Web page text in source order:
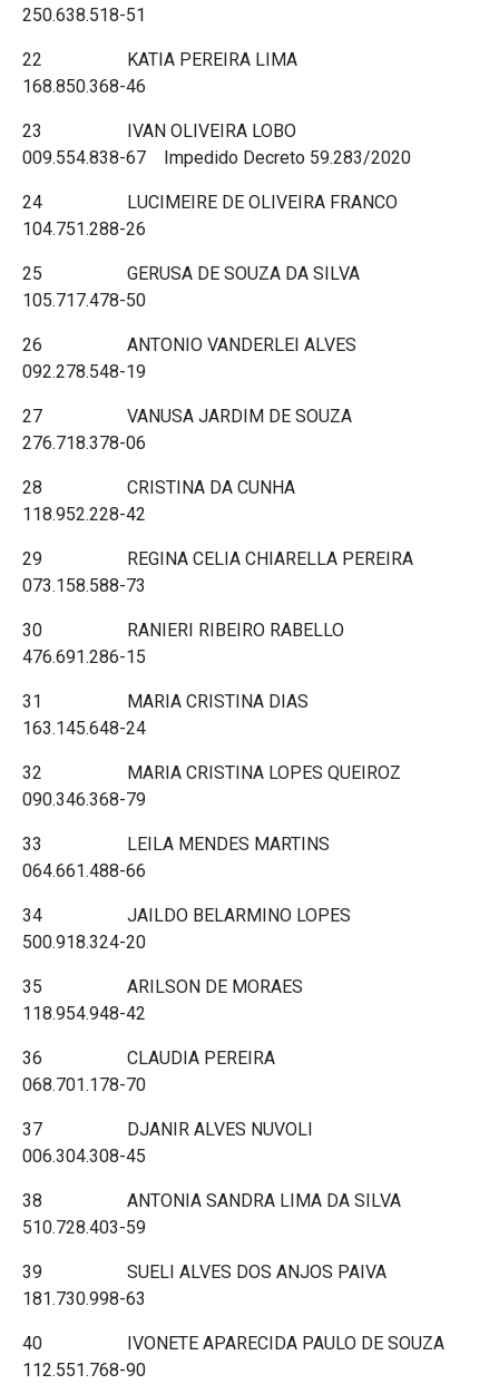
250.638.518-51
22 KATIA PEREIRA LIMA
168.850.368-46
23 IVAN OLIVEIRA LOBO
009.554.838-67 Impedido Decreto 59.283/2020
24 LUCIMEIRE DE OLIVEIRA FRANCO
104.751.288-26
25 GERUSA DE SOUZA DA SILVA
105.717.478-50
26 ANTONIO VANDERLEI ALVES
092.278.548-19
27 VANUSA JARDIM DE SOUZA
276.718.378-06
28 CRISTINA DA CUNHA
118.952.228-42
29 REGINA CELIA CHIARELLA PEREIRA
073.158.588-73
30 RANIERI RIBEIRO RABELLO
476.691.286-15
31 MARIA CRISTINA DIAS
163.145.648-24
32 MARIA CRISTINA LOPES QUEIROZ
090.346.368-79
33 LEILA MENDES MARTINS
064.661.488-66
34 JAILDO BELARMINO LOPES
500.918.324-20
35 ARILSON DE MORAES
118.954.948-42
36 CLAUDIA PEREIRA
068.701.178-70
37 DJANIR ALVES NUVOLI
006.304.308-45
38 ANTONIA SANDRA LIMA DA SILVA
510.728.403-59
39 SUELI ALVES DOS ANJOS PAIVA
181.730.998-63
40 IVONETE APARECIDA PAULO DE SOUZA
112.551.768-90